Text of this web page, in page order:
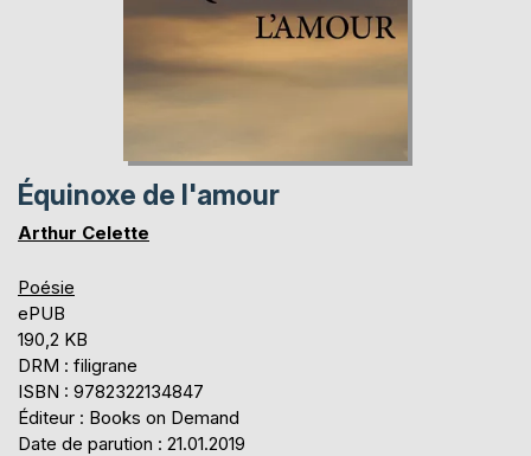
Équinoxe de l'amour
Arthur Celette
Poésie
ePUB
190,2 KB
DRM : filigrane
ISBN : 9782322134847
Éditeur : Books on Demand
Date de parution : 21.01.2019